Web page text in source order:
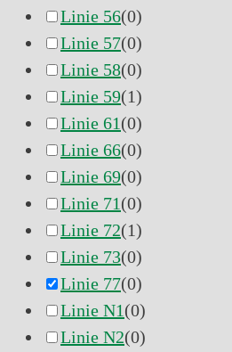
Linie 56(0)
Linie 57(0)
Linie 58(0)
Linie 59(1)
Linie 61(0)
Linie 66(0)
Linie 69(0)
Linie 71(0)
Linie 72(1)
Linie 73(0)
Linie 77(0)
Linie N1(0)
Linie N2(0)